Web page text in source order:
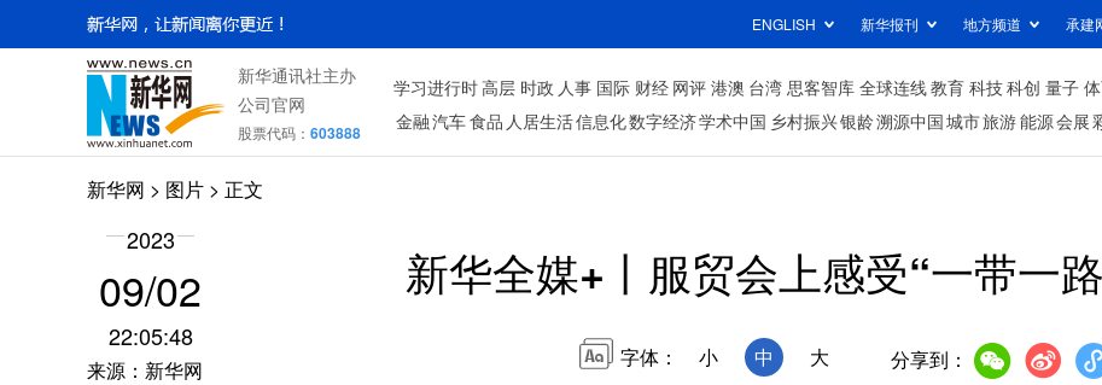
ENGLISH 新华报刊 地方频道 承建
新华通讯社主办
公司官网
股票代码： 603888
学习进行时高层 时政 人事 国际 财经 网评 港澳 台湾 思客智库 全球连线教育 科技科创 量子
金融汽车食品 人居生活信息化数字经济学术中国 乡村振兴银龄溯源中国城市旅游能源会展
新华网 > 图片 > 正文
2023
09/02
22:05:48
来源：新华网
新华全媒+丨服贸会上感受“一带一
字体： 小 中 大 分享到：